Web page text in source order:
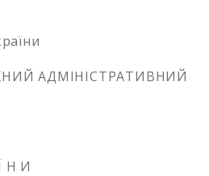
АДМІНІСТРАТИВНИЙ
Н И